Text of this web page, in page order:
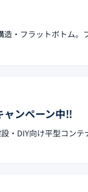
・フラットボトム。
ャンペーン中‼︎
・DIY向け平型コンテ